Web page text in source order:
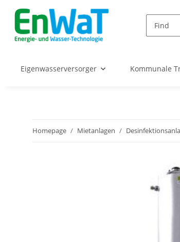
Eigenwasserversorger Kommunale
Homepage Mietanlagen